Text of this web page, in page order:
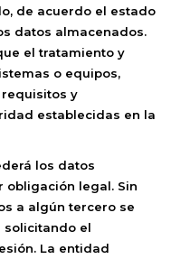
de acuerdo el estado
datos almacenados.
el tratamiento y
o equipos,
y
establecidas en la
los datos
obligación legal. Sin
a algún tercero se
solicitando el
La entidad